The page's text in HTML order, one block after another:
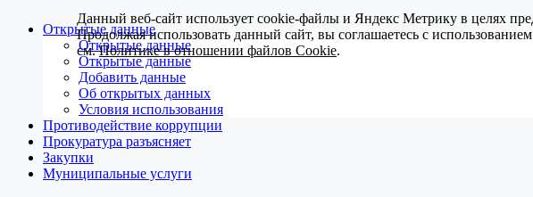
Открытые данные
Открытые данные
Открытые данные
Добавить данные
Об открытых данных
Условия использования
Противодействие коррупции
Прокуратура разъясняет
Закупки
Муниципальные услуги
Данный веб-сайт использует cookie-файлы и Яндекс Метрику в целях
Продолжая использовать данный сайт, вы соглашаетесь с
см.Политике в отношении файлов Cookie.